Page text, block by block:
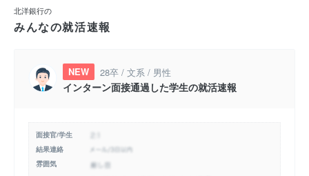
北洋銀行の
みんなの就活速報
NEW 28卒 / 文系 / 男性
インターン面接通過した学生の就活速報
面接官/学生
結果連絡
雰囲気